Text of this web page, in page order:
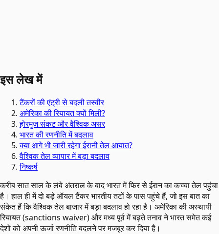
इस लेख में
टैंकरों की एंट्री से बदली तस्वीर
अमेरिका की रियायत क्यों मिली?
होरमुज संकट और वैश्विक असर
भारत की रणनीति में बदलाव
क्या आगे भी जारी रहेगा ईरानी तेल आयात?
वैश्विक तेल व्यापार में बड़ा बदलाव
निष्कर्ष
करीब सात साल के लंबे अंतराल के बाद भारत में फिर से ईरान का कच्चा तेल पहुंचा
है। हाल ही में दो बड़े ऑयल टैंकर भारतीय तटों के पास पहुंचे हैं, जो इस बात का
संकेत हैं कि वैश्विक तेल बाजार में बड़ा बदलाव हो रहा है। अमेरिका की अस्थायी
रियायत (sanctions waiver) और मध्य पूर्व में बढ़ते तनाव ने भारत समेत कई
देशों को अपनी ऊर्जा रणनीति बदलने पर मजबूर कर दिया है।